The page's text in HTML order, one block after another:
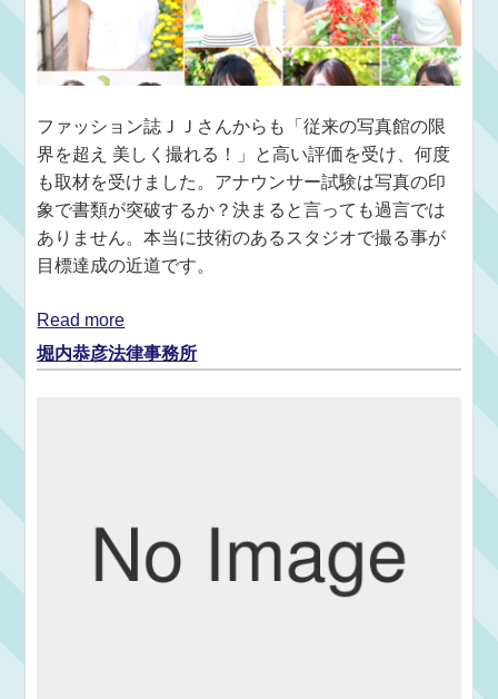
ファッション誌ＪＪさんからも「従来の写真館の限
界を超え 美しく撮れる！」と高い評価を受け、何度
も取材を受けました。アナウンサー試験は写真の印
象で書類が突破するか？決まると言っても過言では
ありません。本当に技術のあるスタジオで撮る事が
目標達成の近道です。
Read more
堀内恭彦法律事務所